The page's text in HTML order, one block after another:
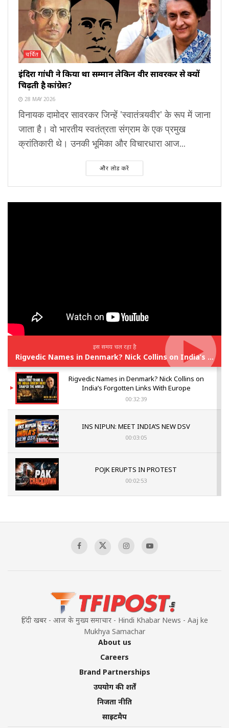
चर्चित
इंदिरा गांधी ने किया था सम्मान लेकिन वीर सावरकर से क्यों
चिढ़ती है कांग्रेस?
28 MAY 2026
विनायक दामोदर सावरकर जिन्हें 'स्वातंत्र्यवीर' के रूप में जाना
जाता है। वो भारतीय स्वतंत्रता संग्राम के एक प्रमुख
क्रांतिकारी थे। उनकी भूमिका और विचारधारा आज...
और लोड करें
इस समय चल रहा है
Rigvedic Names in Denmark? Nick Collins on India’s Forgotten Links With Europe
Rigvedic Names in Denmark? Nick Collins on
India’s Forgotten Links With Europe
00:32:39
INS NIPUN: MEET INDIA’S NEW DSV
00:03:05
POJK ERUPTS IN PROTEST
00:02:53
Sagar
हिंदी खबर - आज के मुख्य समाचार - Hindi Khabar News - Aaj ke
Mukhya Samachar
About us
Careers
Brand Partnerships
उपयोग की शर्तें
निजता नीति
साइटमैप